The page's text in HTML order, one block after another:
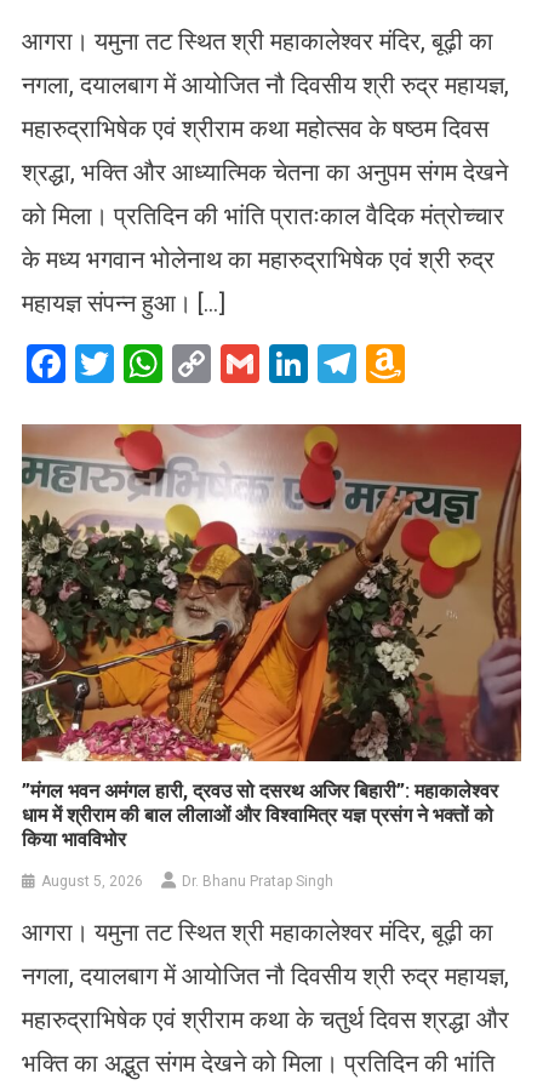
आगरा। यमुना तट स्थित श्री महाकालेश्वर मंदिर, बूढ़ी का
नगला, दयालबाग में आयोजित नौ दिवसीय श्री रुद्र महायज्ञ,
महारुद्राभिषेक एवं श्रीराम कथा महोत्सव के षष्ठम दिवस
श्रद्धा, भक्ति और आध्यात्मिक चेतना का अनुपम संगम देखने
को मिला। प्रतिदिन की भांति प्रातःकाल वैदिक मंत्रोच्चार
के मध्य भगवान भोलेनाथ का महारुद्राभिषेक एवं श्री रुद्र
महायज्ञ संपन्न हुआ। […]
Facebook
Twitter
WhatsApp
CopyGmailLinkedIn
Telegram
List
​”मंगल भवन अमंगल हारी, द्रवउ सो दसरथ अजिर बिहारी”: महाकालेश्वर
धाम में श्रीराम की बाल लीलाओं और विश्वामित्र यज्ञ प्रसंग ने भक्तों को
किया भावविभोर
August 5, 2026 Dr. Bhanu Pratap Singh
आगरा। यमुना तट स्थित श्री महाकालेश्वर मंदिर, बूढ़ी का
नगला, दयालबाग में आयोजित नौ दिवसीय श्री रुद्र महायज्ञ,
महारुद्राभिषेक एवं श्रीराम कथा के चतुर्थ दिवस श्रद्धा और
भक्ति का अद्भुत संगम देखने को मिला। प्रतिदिन की भांति